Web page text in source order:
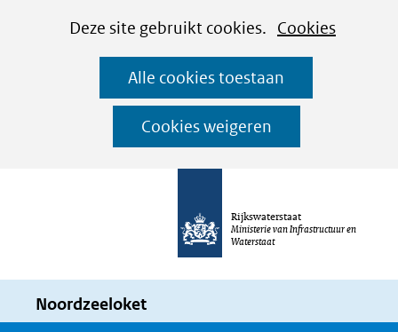
CookiesDeze site gebruikt cookies. Cookies
worden
toegestaan
Alle cookies toestaan
Cookies weigeren
Ga
naar
de
inhoud
Rijkswaterstaat
Ministerie van Infrastructuur en
Waterstaat
Noordzeeloket